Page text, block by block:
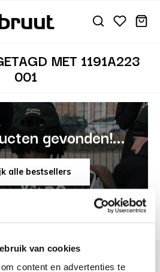
van cookies
content en advertenties te
MET 1191A223
001
gevonden!...
alle bestsellers